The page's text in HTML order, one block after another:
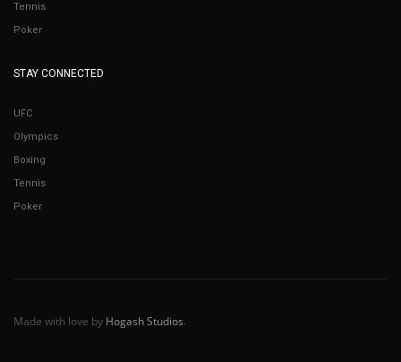
Tennis
Poker
STAY CONNECTED
UFC
Olympics
Boxing
Tennis
Poker
Made with love by Hogash Studios.